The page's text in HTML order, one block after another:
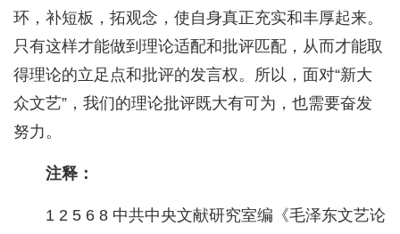
环，补短板，拓观念，使自身真正充实和丰厚起来。
只有这样才能做到理论适配和批评匹配，从而才能取
得理论的立足点和批评的发言权。所以，面对“新大
众文艺”，我们的理论批评既大有可为，也需要奋发
努力。
注释：
1 2 5 6 8 中共中央文献研究室编《毛泽东文艺论